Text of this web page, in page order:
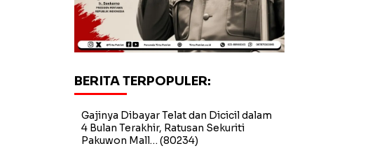
BERITA TERPOPULER:
Gajinya Dibayar Telat dan Dicicil dalam
4 Bulan Terakhir, Ratusan Sekuriti
Pakuwon Mall… (80234)